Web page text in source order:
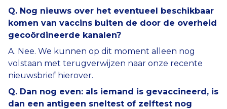
Q. Nog nieuws over het eventueel beschikbaar
komen van vaccins buiten de door de overheid
gecoördineerde kanalen?
A. Nee. We kunnen op dit moment alleen nog
volstaan met terugverwijzen naar onze recente
nieuwsbrief hierover.
Q. Dan nog even: als iemand is gevaccineerd, is
dan een antigeen sneltest of zelftest nog